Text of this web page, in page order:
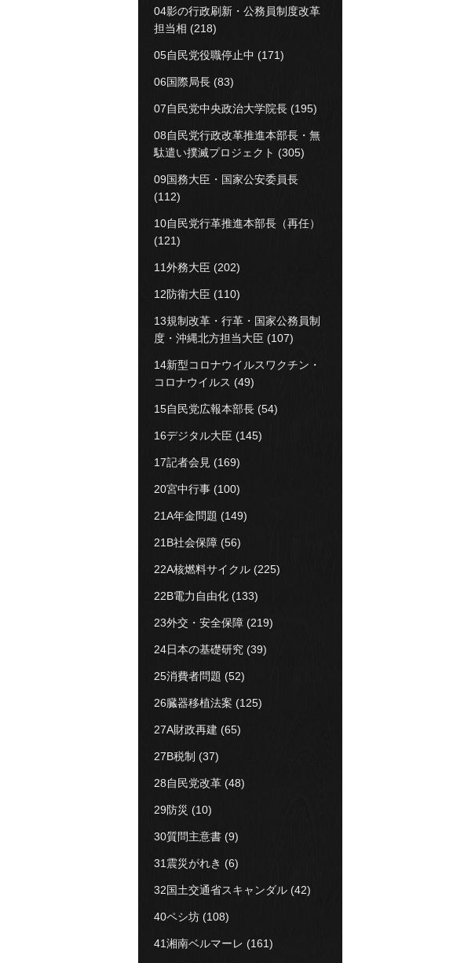
04影の行政刷新・公務員制度改革
担当相 (218)
05自民党役職停止中 (171)
06国際局長 (83)
07自民党中央政治大学院長 (195)
08自民党行政改革推進本部長・無
駄遣い撲滅プロジェクト (305)
09国務大臣・国家公安委員長
(112)
10自民党行革推進本部長（再任）
(121)
11外務大臣 (202)
12防衛大臣 (110)
13規制改革・行革・国家公務員制
度・沖縄北方担当大臣 (107)
14新型コロナウイルスワクチン・
コロナウイルス (49)
15自民党広報本部長 (54)
16デジタル大臣 (145)
17記者会見 (169)
20宮中行事 (100)
21A年金問題 (149)
21B社会保障 (56)
22A核燃料サイクル (225)
22B電力自由化 (133)
23外交・安全保障 (219)
24日本の基礎研究 (39)
25消費者問題 (52)
26臓器移植法案 (125)
27A財政再建 (65)
27B税制 (37)
28自民党改革 (48)
29防災 (10)
30質問主意書 (9)
31震災がれき (6)
32国土交通省スキャンダル (42)
40ペシ坊 (108)
41湘南ベルマーレ (161)